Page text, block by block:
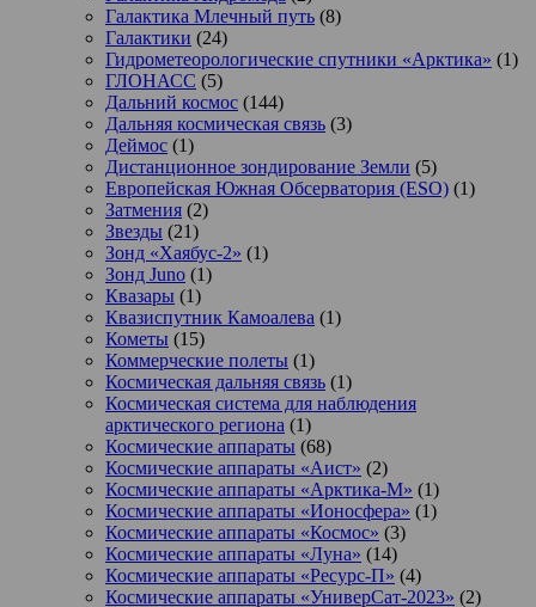
Галактика Млечный путь (8)
Галактики (24)
Гидрометеорологические спутники «Арктика» (1)
ГЛОНАСС (5)
Дальний космос (144)
Дальняя космическая связь (3)
Деймос (1)
Дистанционное зондирование Земли (5)
Европейская Южная Обсерватория (ESO) (1)
Затмения (2)
Звезды (21)
Зонд «Хаябус-2» (1)
Зонд Juno (1)
Квазары (1)
Квазиспутник Камоалева (1)
Кометы (15)
Коммерческие полеты (1)
Космическая дальняя связь (1)
Космическая система для наблюдения
арктического региона (1)
Космические аппараты (68)
Космические аппараты «Аист» (2)
Космические аппараты «Арктика-М» (1)
Космические аппараты «Ионосфера» (1)
Космические аппараты «Космос» (3)
Космические аппараты «Луна» (14)
Космические аппараты «Ресурс-П» (4)
Космические аппараты «УниверСат-2023» (2)